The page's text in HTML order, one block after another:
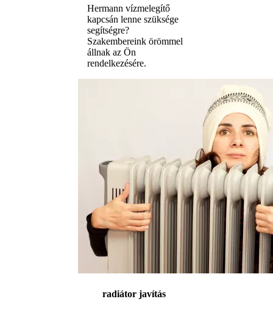
Hermann vízmelegítő
kapcsán lenne szüksége
segítségre?
Szakembereink örömmel
állnak az Ön
rendelkezésére.
radiátor javítás